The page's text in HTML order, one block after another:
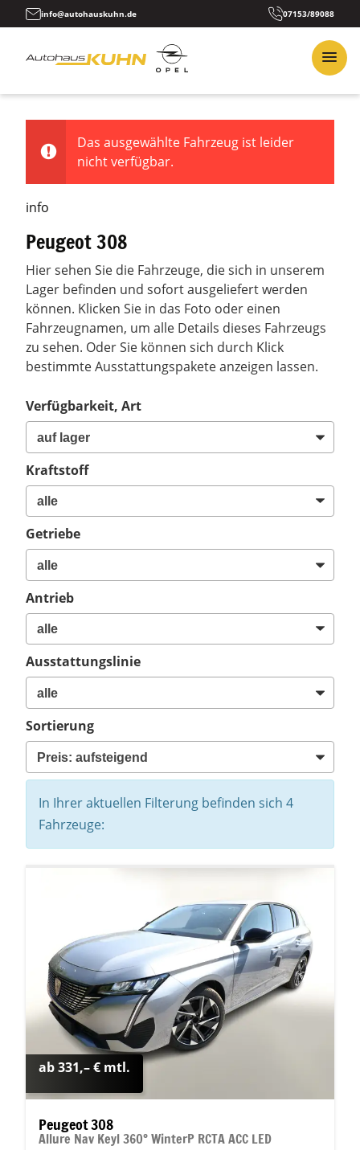
info@autohauskuhn.de 07153/89088
Das ausgewählte Fahrzeug ist leider
nicht verfügbar.
info
Peugeot 308
Hier sehen Sie die Fahrzeuge, die sich in unserem
Lager befinden und sofort ausgeliefert werden
können. Klicken Sie in das Foto oder einen
Fahrzeugnamen, um alle Details dieses Fahrzeugs
zu sehen. Oder Sie können sich durch Klick
bestimmte Ausstattungspakete anzeigen lassen.
Verfügbarkeit, Art
Kraftstoff
Getriebe
Antrieb
Ausstattungslinie
Sortierung
In Ihrer aktuellen Filterung befinden sich 4
Fahrzeuge:
ab 331,– € mtl.
Peugeot 308
Allure Nav Keyl 360° WinterP RCTA ACC LED